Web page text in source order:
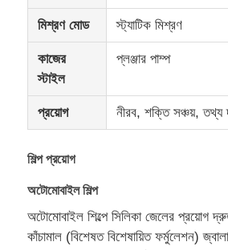
পণ্য
আমাদের সম্পর্কে
মিশ্রণ মোড স্ট্যাটিক মিশ্রণ
কাজের
স্টাইল
প্লঞ্জার পাম্প
প্রয়োগ নীরব, শক্তি সঞ্চয়, তথ্য
শিল্প প্রয়োগ
অটোমোবাইল শিল্প
অটোমোবাইল শিল্পে সিলিকা জেলের প্রয়োগ
কাঁচামাল (বিশেষত বিশেষায়িত ফর্মুলেশন)